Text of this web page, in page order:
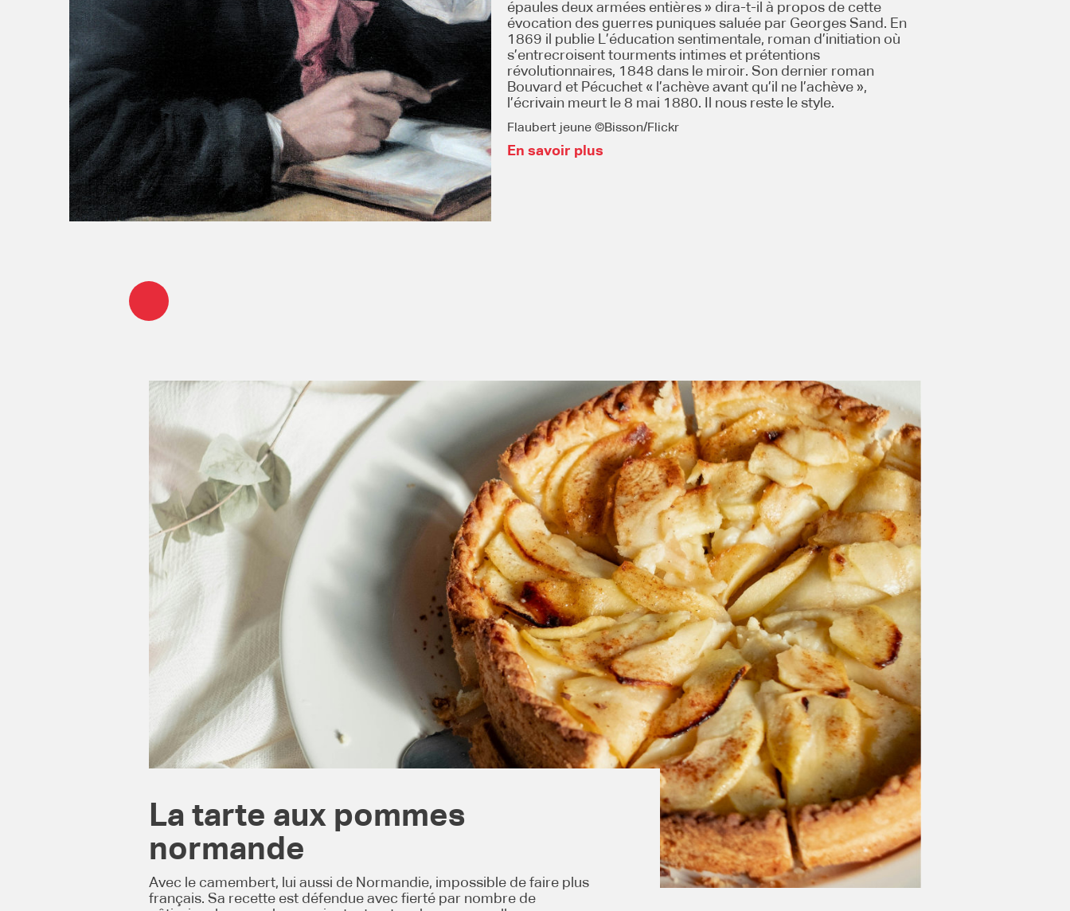
épaules deux armées entières » dira-t-il à propos de cette
évocation des guerres puniques saluée par Georges Sand. En
1869 il publie L’éducation sentimentale, roman d’initiation où
s’entrecroisent tourments intimes et prétentions
révolutionnaires, 1848 dans le miroir. Son dernier roman
Bouvard et Pécuchet « l’achève avant qu’il ne l’achève »,
l’écrivain meurt le 8 mai 1880. Il nous reste le style.
Flaubert jeune ©Bisson/Flickr
En savoir plus
La tarte aux pommes
normande
Avec le camembert, lui aussi de Normandie, impossible de faire plus
français. Sa recette est défendue avec fierté par nombre de